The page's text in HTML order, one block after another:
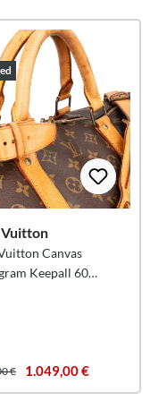
Vuitton
Canvas
Keepall 60
€ 1.049,00 €